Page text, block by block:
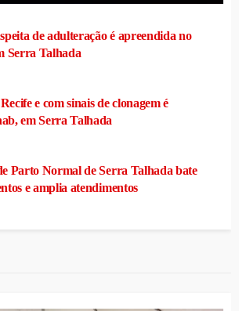
de adulteração é apreendida no
Serra Talhada
e com sinais de clonagem é
em Serra Talhada
Parto Normal de Serra Talhada bate
e amplia atendimentos